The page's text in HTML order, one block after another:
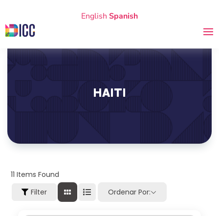
English Spanish
HAITÍ
11 Items Found
Filter
Ordenar Por: